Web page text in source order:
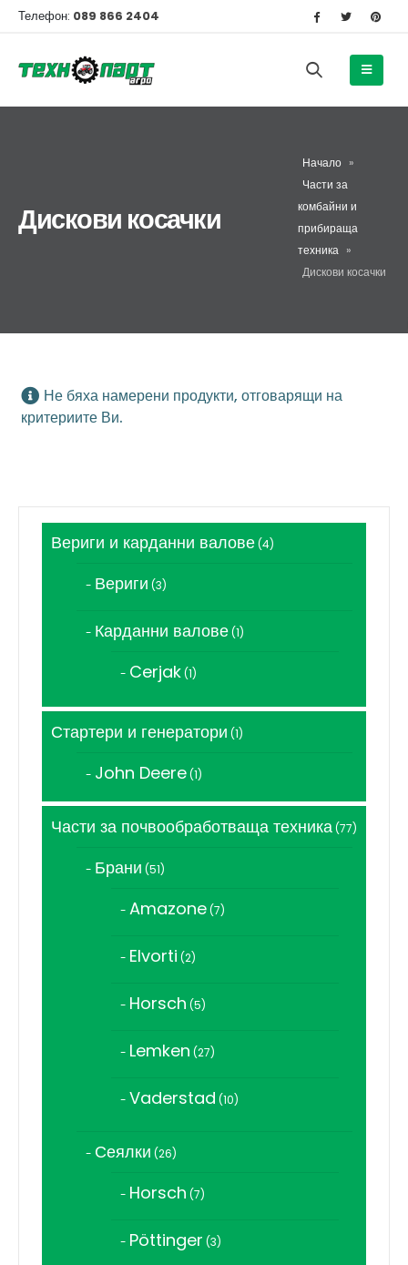
Телефон: 089 866 2404
Дискови косачки
Начало »
Части за
комбайни и
прибираща
техника »
Дискови косачки
Не бяха намерени продукти, отговарящи на
критериите Ви.
Вериги и карданни валове 44
Вериги 33
Карданни валове 11
Cerjak 11
Стартери и генератори 11
John Deere 11
Части за почвообработваща техника 7777
Брани 5151
Amazone 77
Elvorti 22
Horsch 55
Lemken 2727
Vaderstad 1010
Сеялки 2626
Horsch 77
Pöttinger 33